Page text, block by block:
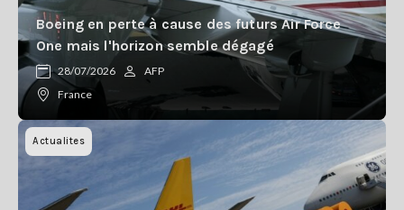
connecter
S'abonner
Boeing en perte à cause des futurs Air Force
One mais l'horizon semble dégagé
28/07/2026
AFP
France
Actualites